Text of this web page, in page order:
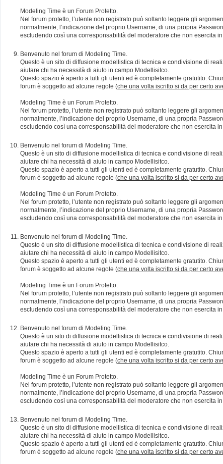
Modeling Time è un Forum Protetto.
Nel forum protetto, l’utente non registrato può soltanto leggere gli
normalmente, l’indicazione del proprio Username, di una propria
escludendo così una corresponsabilità del moderatore che non esercita
Benvenuto nel forum di Modeling Time.
Questo è un sito di diffusione modellistica di tecnica e condivisione di
aiutare chi ha necessità di aiuto in campo Modellisitco.
Questo spazio è aperto a tutti gli utenti ed è completamente gratutito.
forum è soggetto ad alcune regole (che una volta iscritto si da per certo
Modeling Time è un Forum Protetto.
Nel forum protetto, l’utente non registrato può soltanto leggere gli
normalmente, l’indicazione del proprio Username, di una propria
escludendo così una corresponsabilità del moderatore che non esercita
Benvenuto nel forum di Modeling Time.
Questo è un sito di diffusione modellistica di tecnica e condivisione di
aiutare chi ha necessità di aiuto in campo Modellisitco.
Questo spazio è aperto a tutti gli utenti ed è completamente gratutito.
forum è soggetto ad alcune regole (che una volta iscritto si da per certo
Modeling Time è un Forum Protetto.
Nel forum protetto, l’utente non registrato può soltanto leggere gli
normalmente, l’indicazione del proprio Username, di una propria
escludendo così una corresponsabilità del moderatore che non esercita
Benvenuto nel forum di Modeling Time.
Questo è un sito di diffusione modellistica di tecnica e condivisione di
aiutare chi ha necessità di aiuto in campo Modellisitco.
Questo spazio è aperto a tutti gli utenti ed è completamente gratutito.
forum è soggetto ad alcune regole (che una volta iscritto si da per certo
Modeling Time è un Forum Protetto.
Nel forum protetto, l’utente non registrato può soltanto leggere gli
normalmente, l’indicazione del proprio Username, di una propria
escludendo così una corresponsabilità del moderatore che non esercita
Benvenuto nel forum di Modeling Time.
Questo è un sito di diffusione modellistica di tecnica e condivisione di
aiutare chi ha necessità di aiuto in campo Modellisitco.
Questo spazio è aperto a tutti gli utenti ed è completamente gratutito.
forum è soggetto ad alcune regole (che una volta iscritto si da per certo
Modeling Time è un Forum Protetto.
Nel forum protetto, l’utente non registrato può soltanto leggere gli
normalmente, l’indicazione del proprio Username, di una propria
escludendo così una corresponsabilità del moderatore che non esercita
Benvenuto nel forum di Modeling Time.
Questo è un sito di diffusione modellistica di tecnica e condivisione di
aiutare chi ha necessità di aiuto in campo Modellisitco.
Questo spazio è aperto a tutti gli utenti ed è completamente gratutito.
forum è soggetto ad alcune regole (che una volta iscritto si da per certo